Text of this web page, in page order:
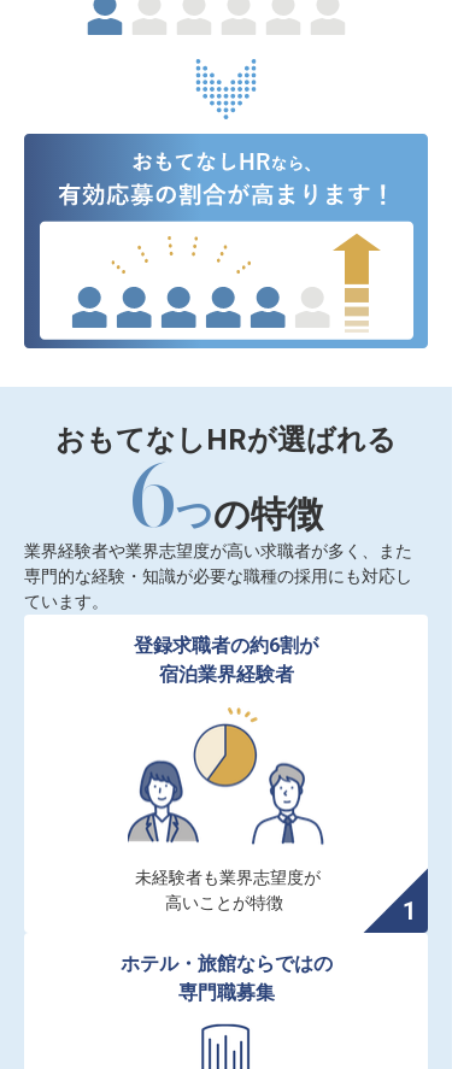
おもてなしHRが選ばれる
6つの特徴
業界経験者や業界志望度が高い求職者が多く、また
専門的な経験・知識が必要な職種の採用にも対応し
ています。
登録求職者の約6割が
宿泊業界経験者
未経験者も業界志望度が
高いことが特徴
ホテル・旅館ならではの
専門職募集